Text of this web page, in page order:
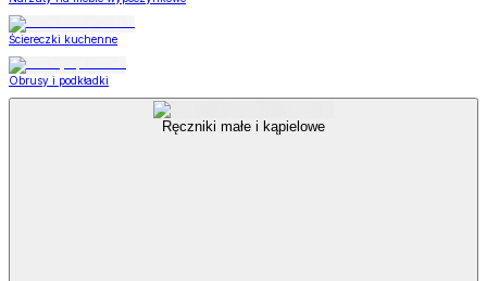
Ściereczki kuchenne
Obrusy i podkładki
Ręczniki małe i kąpielowe